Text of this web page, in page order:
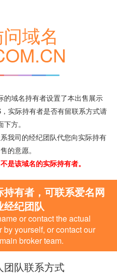
域名
的域名持有者设置了本出售展示
实际持有者是否有留联系方式请
方。
我司的经纪团队代您向实际持有
的意愿。
是该域名的实际持有者。
有者，可联系爱名网
经纪团队
or contact the actual
yourself, or contact our
broker team.
团队联系方式